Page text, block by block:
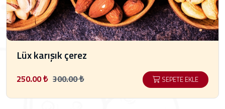
Lüx karışık çerez
250.00 ₺ 300.00 ₺ SEPETE EKLE